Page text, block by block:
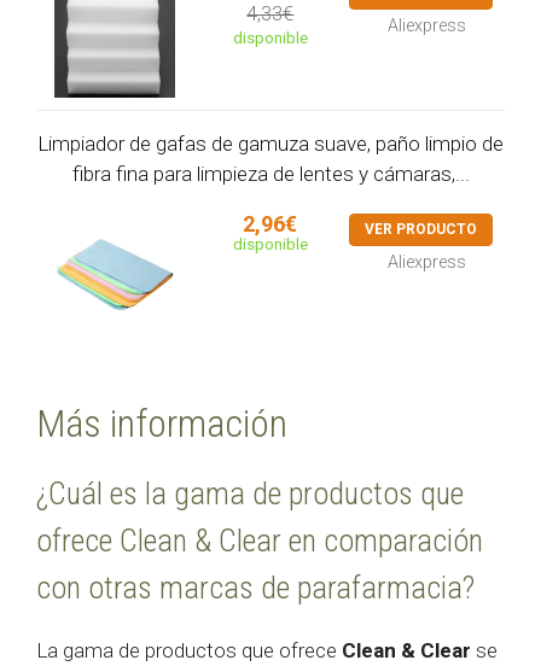
4,33€
disponible
Aliexpress
Limpiador de gafas de gamuza suave, paño limpio de
fibra fina para limpieza de lentes y cámaras,...
2,96€
disponible
VER PRODUCTO
Aliexpress
Más información
¿Cuál es la gama de productos que
ofrece Clean & Clear en comparación
con otras marcas de parafarmacia?
La gama de productos que ofrece Clean & Clear se